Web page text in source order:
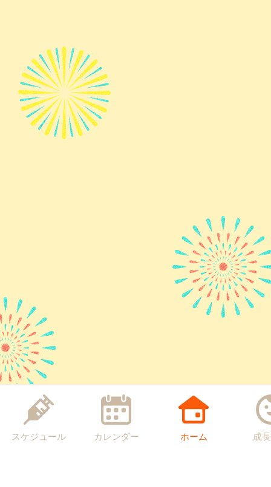
スケジュール カレンダー ホーム 成